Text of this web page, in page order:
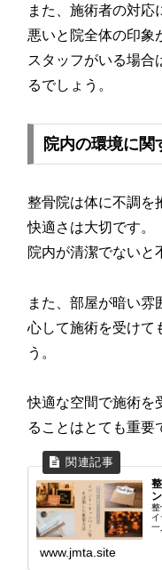
また、施術者の対応
悪いと院全体の印象
スタッフがいる場合
るでしょう。
院内の環境に関
整骨院は体に不調を
快適さは大切です。
院内が清潔でないと
また、部屋が暗い雰
心して施術を受けて
う。
快適な空間で施術を
ることはとても重要
整
一
www.jmta.site